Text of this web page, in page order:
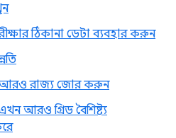
ঠিকানা ডেটা ব্যবহার করুন
আরও রাজ্য জোর করুন
আরও গ্রিড বৈশিষ্ট্য